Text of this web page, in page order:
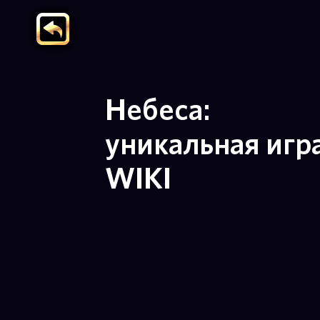
Небеса:
уникальная
WIKI